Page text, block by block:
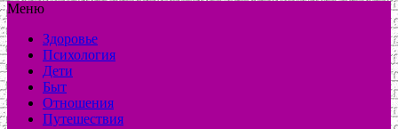
Меню
Здоровье
Психология
Дети
Быт
Отношения
Путешествия